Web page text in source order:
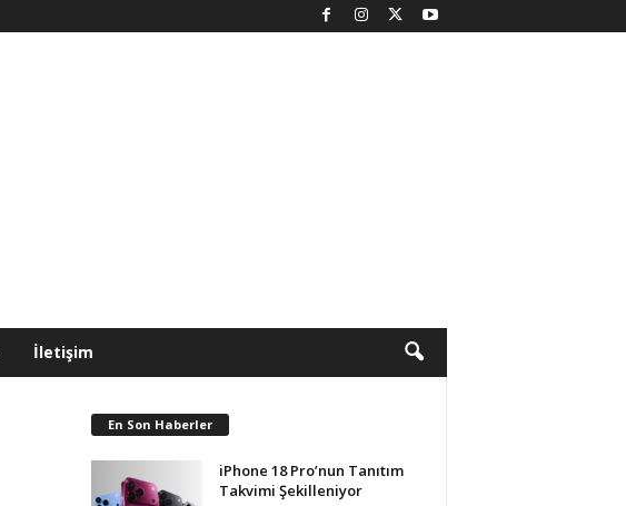
İletişim
En Son Haberler
iPhone 18 Pro’nun Tanıtım
Takvimi Şekilleniyor